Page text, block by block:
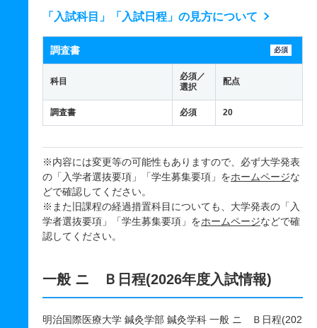
「入試科目」「入試日程」の見方について
調査書 必須
科目
必須／
選択
配点
調査書 必須 20
※内容には変更等の可能性もありますので、必ず大学発表
の「入学者選抜要項」「学生募集要項」をホームページな
どで確認してください。
※また旧課程の経過措置科目についても、大学発表の「入
学者選抜要項」「学生募集要項」をホームページなどで確
認してください。
一般 ニ Ｂ日程(2026年度入試情報)
明治国際医療大学 鍼灸学部 鍼灸学科 一般 ニ Ｂ日程(202